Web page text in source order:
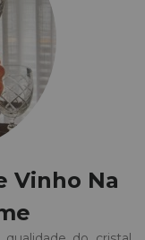
Vinho Na